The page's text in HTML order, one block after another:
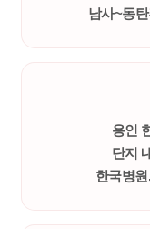
남사~동
용인
단지
한국병